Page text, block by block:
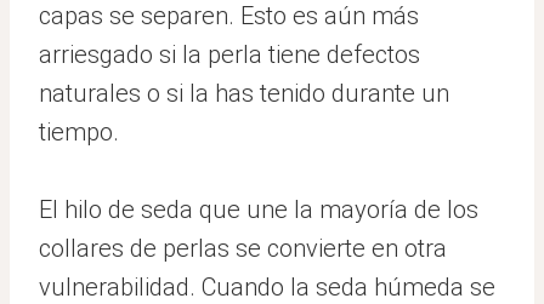
capas se separen. Esto es aún más
arriesgado si la perla tiene defectos
naturales o si la has tenido durante un
tiempo.
El hilo de seda que une la mayoría de los
collares de perlas se convierte en otra
vulnerabilidad. Cuando la seda húmeda se